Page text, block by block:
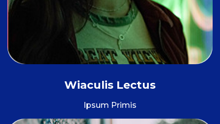
Wiaculis Lectus
Ipsum Primis